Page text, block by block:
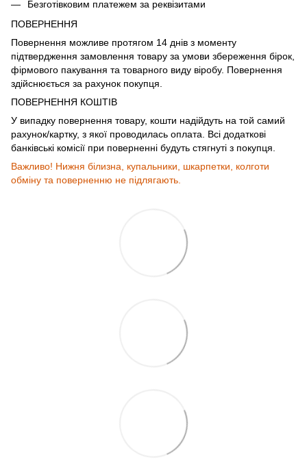
Безготівковим платежем за реквізитами
ПОВЕРНЕННЯ
Повернення можливе протягом 14 днів з моменту
підтвердження замовлення товару за умови збереження бірок,
фірмового пакування та товарного виду віробу. Повернення
здійснюється за рахунок покупця.
ПОВЕРНЕННЯ КОШТІВ
У випадку повернення товару, кошти надійдуть на той самий
рахунок/картку, з якої проводилась оплата. Всі додаткові
банківські комісії при поверненні будуть стягнуті з покупця.
Важливо! Нижня білизна, купальники, шкарпетки, колготи
обміну та поверненню не підлягають.